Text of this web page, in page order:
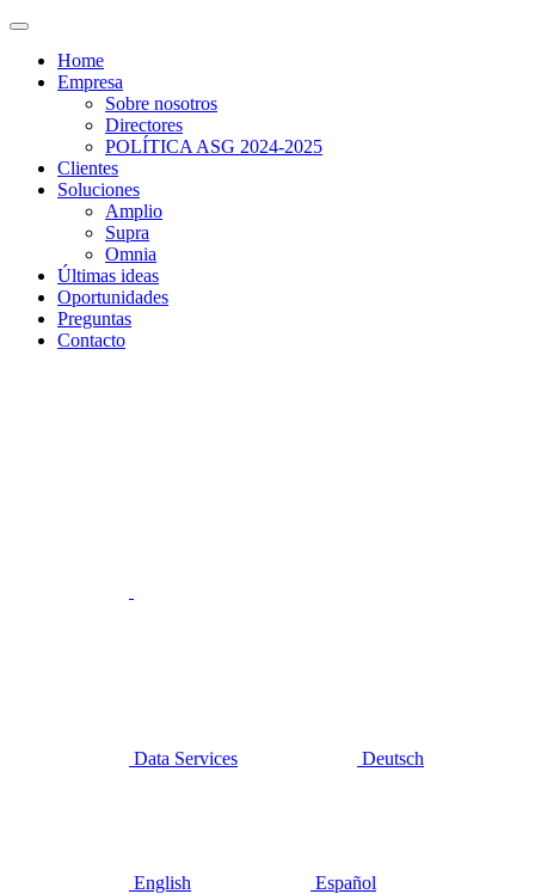
Home
Empresa
Sobre nosotros
Directores
POLÍTICA ASG 2024-2025
Clientes
Soluciones
Amplio
Supra
Omnia
Últimas ideas
Oportunidades
Preguntas
Contacto
Data Services Deutsch
English Español